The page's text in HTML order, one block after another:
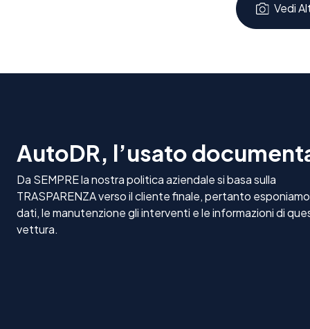
Vedi
AutoDR, l’usato
Da SEMPRE la nostra politica aziendale si basa sulla
TRASPARENZA verso il cliente finale, pertanto
dati, le manutenzione gli interventi e le informazioni di
vettura.